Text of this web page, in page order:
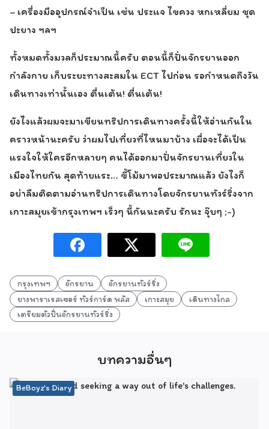
– เครื่องมืออุปกรณ์จำเป็น เช่น ประแจ ไขควง หกเหลี่ยม ชุด
ปะยาง ฯลฯ
ทั้งหมดทั้งมวลก็ประมาณนี้ครับ ตอนนี้ก็ปั่นจักรยานออก
กำลังกาย เก็บระยะทางสะสมใน ECT ไปก่อน รอกำหนดถึงวัน
เดินทางเท่านั้นเอง ตื่นเต้น! ตื่นเต้น!
ยังไงแล้วผมจะมาเขียนทริปการเดินทางครั้งนี้ให้อ่านกันใน
คราวหน้านะครับ ว่าผมไปเที่ยวที่ไหนมาบ้าง เผื่อจะได้เป็น
แรงใจให้ใครอีกหลายๆ คนได้ออกมาปั่นจักรยานเที่ยวใน
เมืองไทยกัน สุดท้ายแระ… ขี้โม้มาพอประมาณแล้ว ยังไงก็
อย่าลืมติดตามอ่านทริปการเดินทางโดยจักรยานทัวร์ริ่งจาก
เกาะสมุยเข้ากรุงเทพฯ เร็วๆ นี้กันนะครับ รักนะ จุ๊บๆ ;-)
กรุงเทพฯ จักรยาน
จักรยานทัวร์ริ่ง
ยางพาราเรสเซอร์ ทัวร์การ์ด พลัส
เกาะสมุย
เดินทางไกล
เตรียมตัวปั่นจักรยานทัวร์ริ่ง
บทความอื่นๆ
BeBoyz's Diary